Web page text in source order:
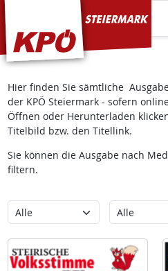
KPÖ Steiermark
Hier finden Sie sämtliche
der KPÖ Steiermark - sofern
Öffnen oder Herunterladen
Titelbild bzw. den Titellink.
Sie können die Ausgabe nach
filtern.
Kategorie